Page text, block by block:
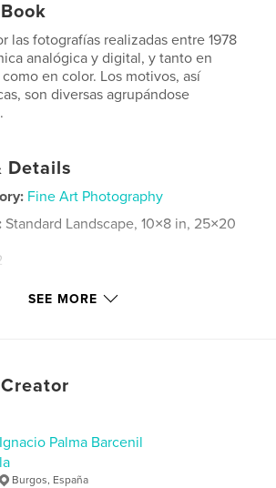
las fotografías realizadas entre 1978
analógica y digital, y tanto en
en color. Los motivos, así
son diversas agrupándose
Details
Fine Art Photography
Standard Landscape, 10×8 in, 25×20
SEE MORE
Ignacio Palma Barcenil
la
Burgos, España